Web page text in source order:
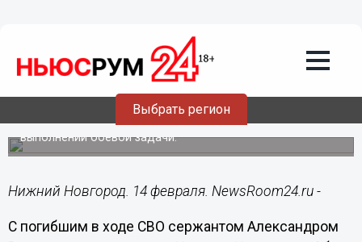
Выбрать регион
С погибшим на СВО Александром
Вдовиным простились в Нижнем
Новгороде
Военнослужащий погиб 16 января текущего года при
выполнении боевой задачи.
Нижний Новгород. 14 февраля. NewsRoom24.ru -
С погибшим в ходе СВО сержантом Александром